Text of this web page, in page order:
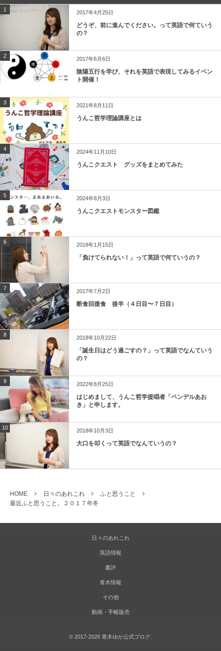
1 2017年4月25日
どうぞ、前に進んでください。って英語で何ていう
の？
2 2017年6月6日
陰陽五行を学び、それを英語で表現してみるイベン
ト開催！
3 2021年8月11日
うんこ哲学理論講座とは
4 2024年11月10日
うんこクエスト グッズをまとめてみた
5 2024年8月3日
うんこクエストモンスター図鑑
6 2018年1月15日
「負けてられない！」って英語で何ていうの？
7 2017年7月2日
断食回復食 後半（４日目〜７日目）
8 2018年10月22日
「誕生日はどう過ごすの？」って英語でなんていう
の？
9 2022年8月25日
はじめまして、うんこ哲学提唱者「ベンデルあお
き」と申します。
10 2018年10月3日
大口を叩くって英語でなんていうの？
HOME 日々のあれこれ
ふと思うこと
最近ふと思うこと。２０１７年冬
日々のあれこれ
英語情報
書評
青木情報
その他
動画・手帳販売
© 2017-2026 青木ゆか公式ブログ